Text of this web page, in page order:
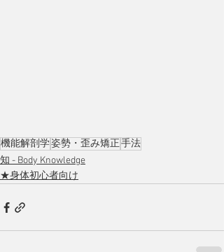
機能解剖学姿勢・歪み矯正手法
知 - Body Knowledge
★身体初心者向け